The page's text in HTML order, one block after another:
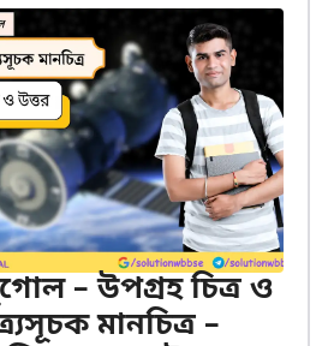
– উপগ্রহ চিত্র ও
মানচিত্র –